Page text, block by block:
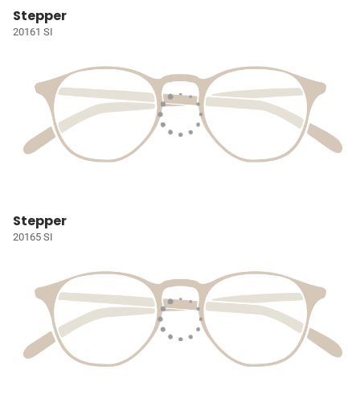
Stepper
20161 SI
Stepper
20165 SI